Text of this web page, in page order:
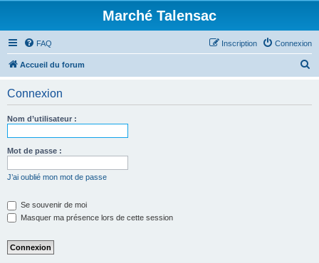
Marché Talensac
FAQ Connexion
Inscription
Accueil du forum
Connexion
Nom d’utilisateur :
Mot de passe :
J’ai oublié mon mot de passe
Se souvenir de moi
Masquer ma présence lors de cette session